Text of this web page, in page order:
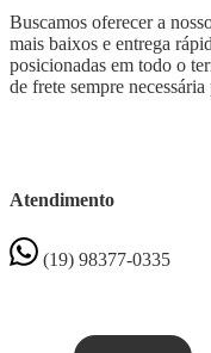
Buscamos oferecer a
mais baixos e entrega
posicionadas em todo o
de frete sempre
Atendimento
(19) 98377-0335